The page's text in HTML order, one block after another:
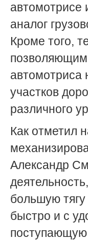
автомотрисе
аналог
Кроме того,
автомотриса
участков
различного
Как отметил
Александр
большую
быстро и с
поступающую